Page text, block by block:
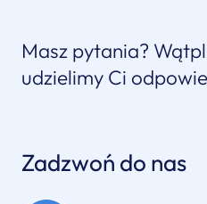
Masz pytania?
udzielimy Ci
Zadzwoń do nas